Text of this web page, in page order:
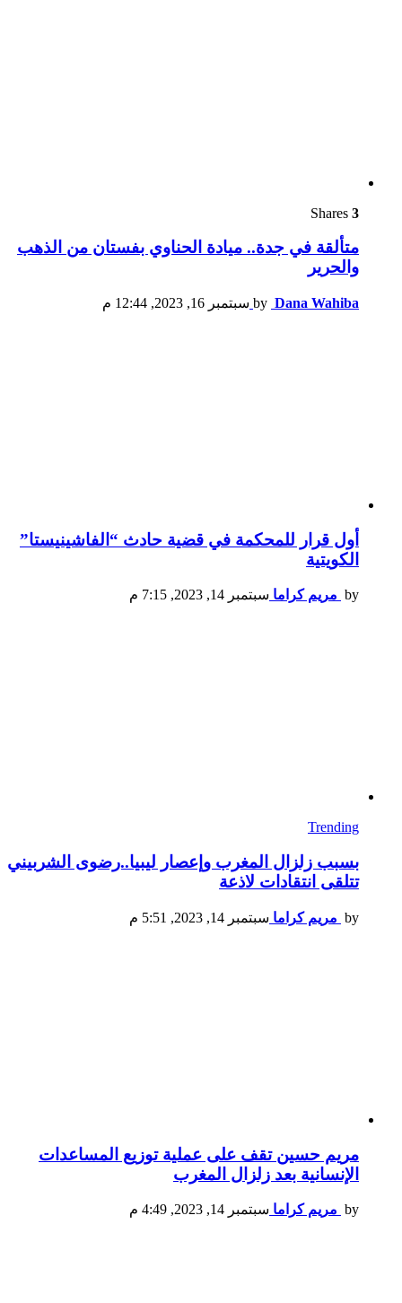
3
متألقة في جدة.. ميادة الحناوي بفستان من الذهب
والحرير
by Dana Wahiba سبتمبر 16, 2023, 12:44 م
أول قرار للمحكمة في قضية حادث “الفاشينيستا”
الكويتية
by مريم كراما سبتمبر 14, 2023, 7:15 م
Trending
بسبب زلزال المغرب وإعصار ليبيا..رضوى الشربيني
تتلقى انتقادات لاذعة
by مريم كراما سبتمبر 14, 2023, 5:51 م
مريم حسين تقف على عملية توزيع المساعدات
الإنسانية بعد زلزال المغرب
by مريم كراما سبتمبر 14, 2023, 4:49 م